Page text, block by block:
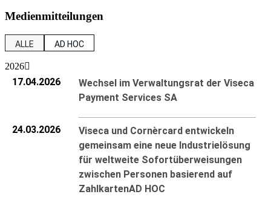
Corporate Governance
Unsere Geschichte
Lehrstellen
Bewerbungsprozess
Nachhaltigkeit
Medien
Medienmitteilungen
ALLE AD HOC
2026
17.04.2026
Wechsel im Verwaltungsrat der Viseca
Payment Services SA
24.03.2026
Viseca und Cornèrcard entwickeln
gemeinsam eine neue Industrielösung
für weltweite Sofortüberweisungen
zwischen Personen basierend auf
ZahlkartenAD HOC